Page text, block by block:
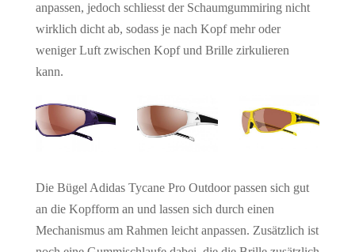
anpassen, jedoch schliesst der Schaumgummiring nicht
wirklich dicht ab, sodass je nach Kopf mehr oder
weniger Luft zwischen Kopf und Brille zirkulieren
kann.
Die Bügel Adidas Tycane Pro Outdoor passen sich gut
an die Kopfform an und lassen sich durch einen
Mechanismus am Rahmen leicht anpassen. Zusätzlich ist